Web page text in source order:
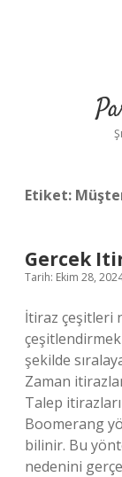
Etiket:
Gercek
Tarih: Ekim 28,
İtiraz çeşitleri
şekilde
Zaman
Talep
Boomerang
bilinir. Bu
nedenini